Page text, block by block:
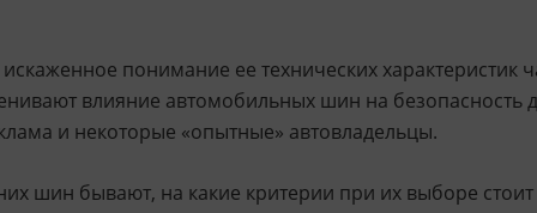
понимание ее технических характеристик
влияние автомобильных шин на
и некоторые «опытные» автовладельцы.
шин бывают, на какие критерии при их выборе